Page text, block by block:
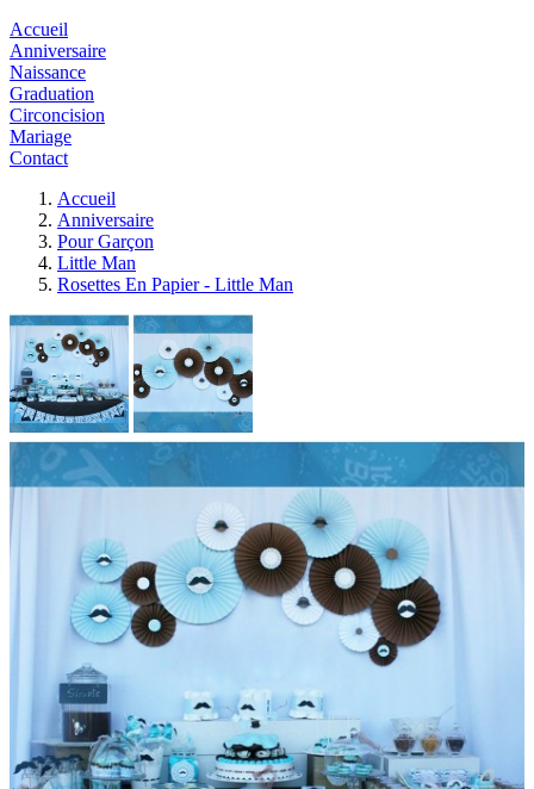
Accueil
Anniversaire
Naissance
Graduation
Circoncision
Mariage
Contact
Accueil
Anniversaire
Pour Garçon
Little Man
Rosettes En Papier - Little Man